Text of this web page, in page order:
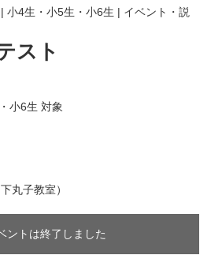
スト
4生・小5生・小6生 | イベント・説
小6生 対象
丸子教室）
ントは終了しました